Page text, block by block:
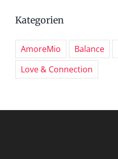
Kategorien
AmoreMio Balance
Love & Connection